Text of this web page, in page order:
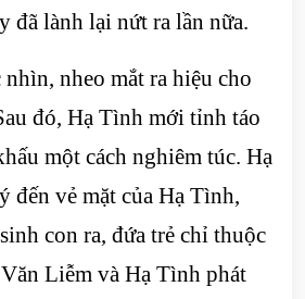
đã lành lại nứt ra lần nữa.
nheo mắt ra hiệu cho
đó, Hạ Tình mới tỉnh táo
một cách nghiêm túc. Hạ
đến vẻ mặt của Hạ Tình,
con ra, đứa trẻ chỉ thuộc
Liễm và Hạ Tình phát